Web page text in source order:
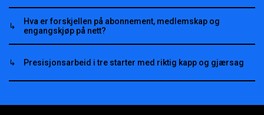
Hva er forskjellen på abonnement, medlemskap og
engangskjøp på nett?
Presisjonsarbeid i tre starter med riktig kapp og gjærsag